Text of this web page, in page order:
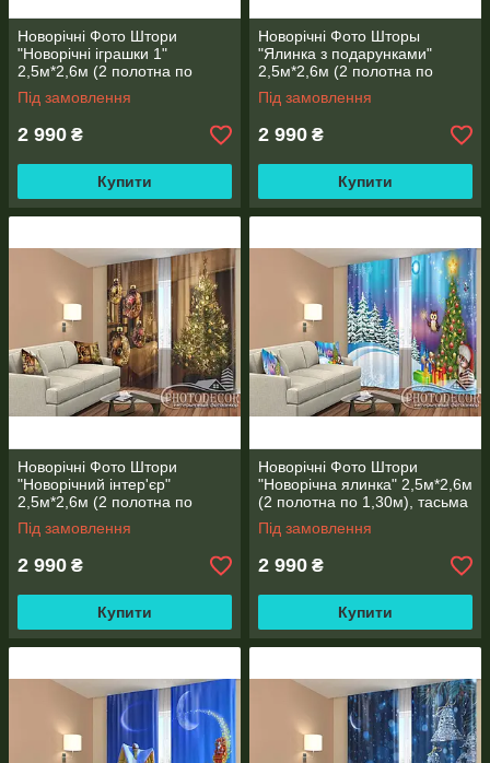
ТКАНИНИ ДЛЯ ФОТО ШТОР, ТЮЛЯ, ШТОРОК У ВАННУ,
ПОКРИВАЛ
ІНФОРМАЦІЯ ПРО ТКАНИНИ
ВАННОЇ
ІНФОРМАЦІЯ ПРО КРІПЛЕННЯ
Рекомендації по замірам вікна
ДЛЯ ПРОРАХУНКУ ВАРТОСТІ НАДСИЛАЙТЕ РОЗМІРИ НА
ВАЙБЕР (ВАТСАП) (067)737-20-13 або на електронну
адресу3d.photodecor@gmail.com
В коментарях вкажіть розміри і всі побажання. Вам
Новорічні Фото Штори
"Новорічні іграшки 1"
2,5м*2,6м (2 полотна по
1,30м), тасьма
Під замовлення
2 990 ₴
Купити
Новорічні Фото Шторы
"Ялинка з подарунками"
2,5м*2,6м (2 полотна по
1,30м), тасьма
Під замовлення
2 990 ₴
Купити
Новорічні Фото Штори
"Новорічний інтер'єр"
2,5м*2,6м (2 полотна по
1,30м), тасьма
Під замовлення
2 990 ₴
Купити
Новорічні Фото Штори
"Новорічна ялинка" 2,5м*2,6м
(2 полотна по 1,30м), тасьма
Під замовлення
2 990 ₴
Купити